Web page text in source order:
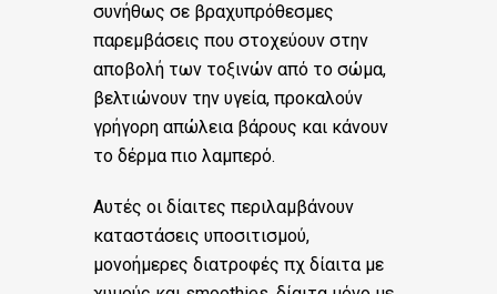
συνήθως σε βραχυπρόθεσμες
παρεμβάσεις που στοχεύουν στην
αποβολή των τοξινών από το σώμα,
βελτιώνουν την υγεία, προκαλούν
γρήγορη απώλεια βάρους και κάνουν
το δέρμα πιο λαμπερό.
Αυτές οι δίαιτες περιλαμβάνουν
καταστάσεις υποσιτισμού,
μονοήμερες διατροφές πχ δίαιτα με